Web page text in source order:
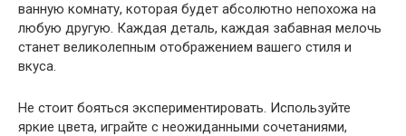
ванную комнату, которая будет абсолютно непохожа на
любую другую. Каждая деталь, каждая забавная мелочь
станет великолепным отображением вашего стиля и
вкуса.
Не стоит бояться экспериментировать. Используйте
яркие цвета, играйте с неожиданными сочетаниями,